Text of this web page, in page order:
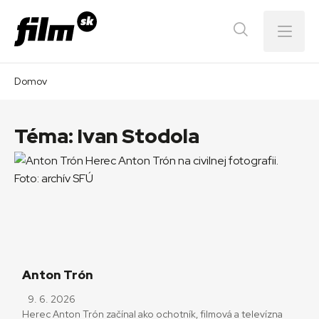
Menu
Domov
Téma: Ivan Stodola
Anton Trón
9. 6. 2026
Herec Anton Trón začínal ako ochotník, filmová a televízna